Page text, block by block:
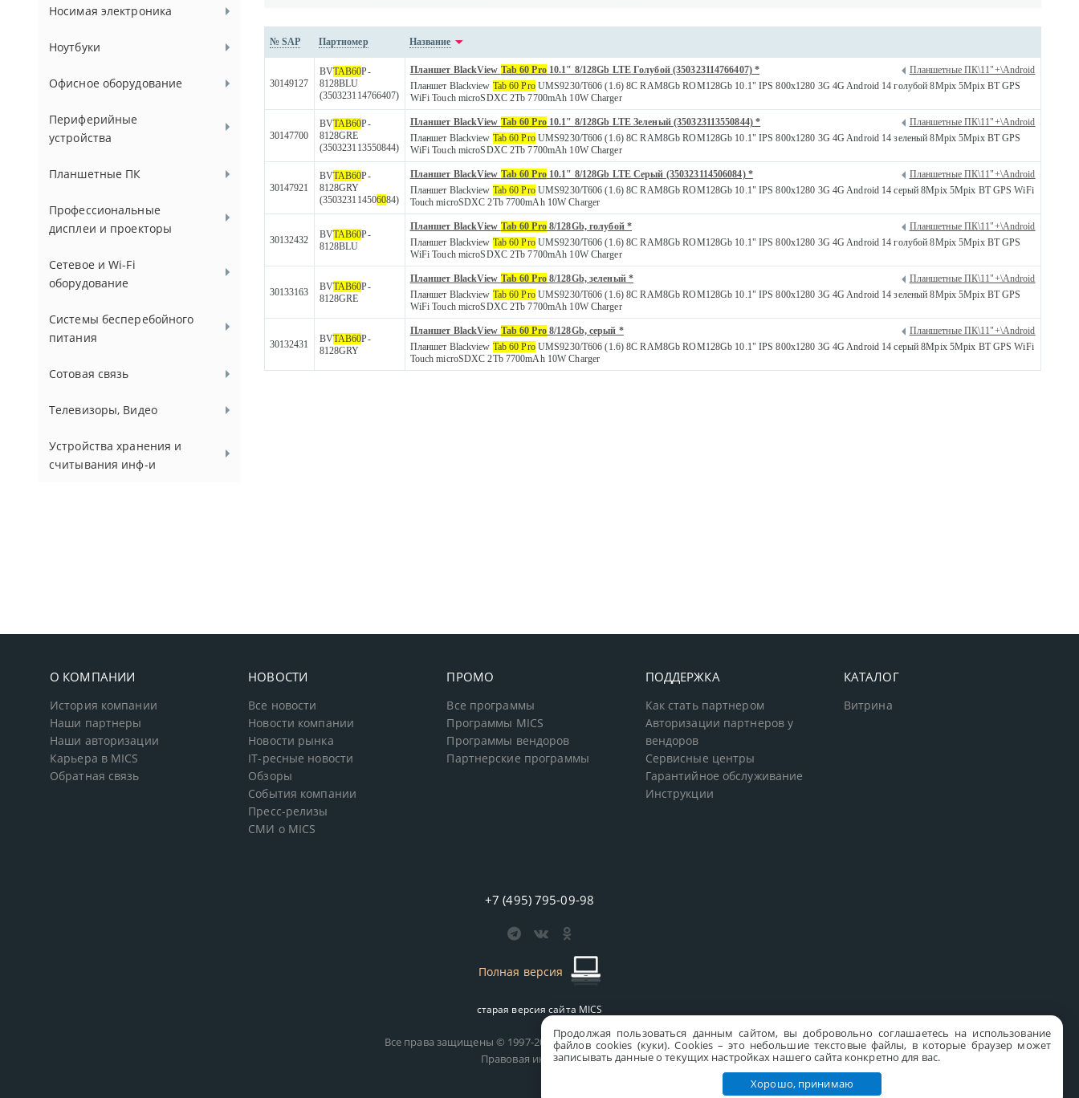
Продолжая пользоваться данным сайтом, вы добровольно соглашаетесь на использование
файлов cookies (куки). Сookies – это небольшие текстовые файлы, в которые браузер может
записывать данные о текущих настройках нашего сайта конкретно для вас.
Хорошо, принимаю
Носимая электроника
Ноутбуки
Офисное оборудование
Периферийные
устройства
Планшетные ПК
Профессиональные
дисплеи и проекторы
Сетевое и Wi-Fi
оборудование
Системы бесперебойного
питания
Сотовая связь
Телевизоры, Видео
Устройства хранения и
считывания инф-и
№ SAP Партномер Название
30149127
BVTAB60P-
8128BLU
(350323114766407)
Планшет BlackView Tab 60 Pro10.1" 8/128Gb LTE Голубой (350323114766407) *
Планшетные ПК\11"+\Android
Планшет Blackview Tab 60 ProUMS9230/T606 (1.6) 8C RAM8Gb ROM128Gb 10.1" IPS 800x1280 3G 4G Android 14 голубой 8Mpix 5Mpix BT GPS
WiFi Touch microSDXC 2Tb 7700mAh 10W Charger
30147700
BVTAB60P-
8128GRE
(350323113550844)
Планшет BlackView Tab 60 Pro10.1" 8/128Gb LTE Зеленый (350323113550844) *
Планшетные ПК\11"+\Android
Планшет Blackview Tab 60 ProUMS9230/T606 (1.6) 8C RAM8Gb ROM128Gb 10.1" IPS 800x1280 3G 4G Android 14 зеленый 8Mpix 5Mpix BT GPS
WiFi Touch microSDXC 2Tb 7700mAh 10W Charger
30147921
BVTAB60P-
8128GRY
(350323114506084)
Планшет BlackView Tab 60 Pro10.1" 8/128Gb LTE Серый (350323114506084) *
Планшетные ПК\11"+\Android
Планшет Blackview Tab 60 ProUMS9230/T606 (1.6) 8C RAM8Gb ROM128Gb 10.1" IPS 800x1280 3G 4G Android 14 серый 8Mpix 5Mpix BT GPS WiFi
Touch microSDXC 2Tb 7700mAh 10W Charger
30132432 BVTAB60P-
8128BLU
Планшет BlackView Tab 60 Pro8/128Gb, голубой *
Планшетные ПК\11"+\Android
Планшет Blackview Tab 60 ProUMS9230/T606 (1.6) 8C RAM8Gb ROM128Gb 10.1" IPS 800x1280 3G 4G Android 14 голубой 8Mpix 5Mpix BT GPS
WiFi Touch microSDXC 2Tb 7700mAh 10W Charger
30133163 BVTAB60P-
8128GRE
Планшет BlackView Tab 60 Pro8/128Gb, зеленый *
Планшетные ПК\11"+\Android
Планшет Blackview Tab 60 ProUMS9230/T606 (1.6) 8C RAM8Gb ROM128Gb 10.1" IPS 800x1280 3G 4G Android 14 зеленый 8Mpix 5Mpix BT GPS
WiFi Touch microSDXC 2Tb 7700mAh 10W Charger
30132431 BVTAB60P-
8128GRY
Планшет BlackView Tab 60 Pro8/128Gb, серый *
Планшетные ПК\11"+\Android
Планшет Blackview Tab 60 ProUMS9230/T606 (1.6) 8C RAM8Gb ROM128Gb 10.1" IPS 800x1280 3G 4G Android 14 серый 8Mpix 5Mpix BT GPS WiFi
Touch microSDXC 2Tb 7700mAh 10W Charger
О КОМПАНИИ
История компании
Наши партнеры
Наши авторизации
Карьера в MICS
Обратная связь
НОВОСТИ
Все новости
Новости компании
Новости рынка
IT-ресные новости
Обзоры
События компании
Пресс-релизы
СМИ о MICS
ПРОМО
Все программы
Программы MICS
Программы вендоров
Партнерские программы
ПОДДЕРЖКА
Как стать партнером
Авторизации партнеров у
вендоров
Сервисные центры
Гарантийное обслуживание
Инструкции
КАТАЛОГ
Витрина
+7 (495) 795-09-98
Полная версия
старая версия сайта MICS
Все права защищены © 1997-2026 MICS Distribution Company
Правовая информация